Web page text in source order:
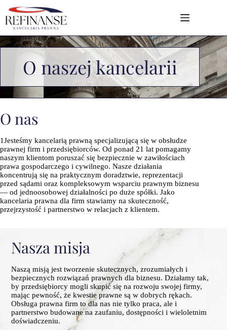
O naszej kancelarii
O nas
1Jesteśmy kancelarią prawną specjalizującą się w obsłudze
prawnej firm i przedsiębiorców. Od ponad 21 lat pomagamy
naszym klientom poruszać się bezpiecznie w zawiłościach
prawa gospodarczego i cywilnego. Nasze działania
koncentrują się na praktycznym doradztwie, reprezentacji
przed sądami oraz kompleksowym wsparciu prawnym biznesu
— od jednoosobowej działalności po duże spółki. Jako
kancelaria prawna dla firm stawiamy na skuteczność,
przejrzystość i partnerstwo w relacjach z klientem.
Nasza misja
Naszą misją jest tworzenie skutecznych, zrozumiałych i
bezpiecznych rozwiązań prawnych dla biznesu. Działamy tak,
by przedsiębiorcy mogli skupić się na rozwoju swojej firmy,
mając pewność, że kwestie prawne są w dobrych rękach.
Obsługa prawna firm to dla nas nie tylko praca, ale i
partnerstwo budowane na zaufaniu, dostępności i wieloletnim
doświadczeniu.